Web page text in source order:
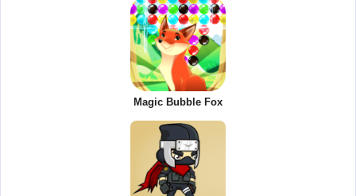
Magic Bubble Fox